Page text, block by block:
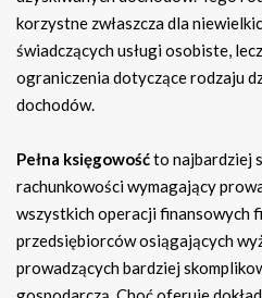
korzystne zwłaszcza dla
świadczących usługi osobiste,
ograniczenia dotyczące rodzaju
dochodów.
Pełna księgowośćto najbardziej
rachunkowości wymagający
wszystkich operacji finansowych
przedsiębiorców osiągających
prowadzących bardziej